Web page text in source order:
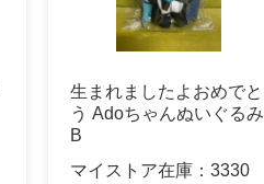
生まれましたよおめでと
う Adoちゃんぬいぐるみ
B
マイストア在庫： 3330